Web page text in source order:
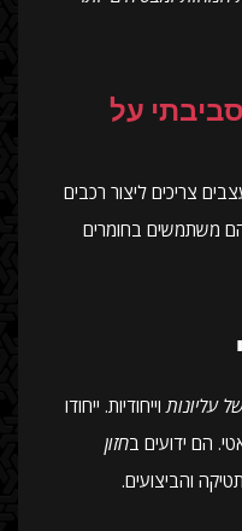
על
צריכים ליצור רכבים
משתמשים בחומרים
עליונותוייחודיות. ייחודו
הם ידועים בחזון
והביצועים.